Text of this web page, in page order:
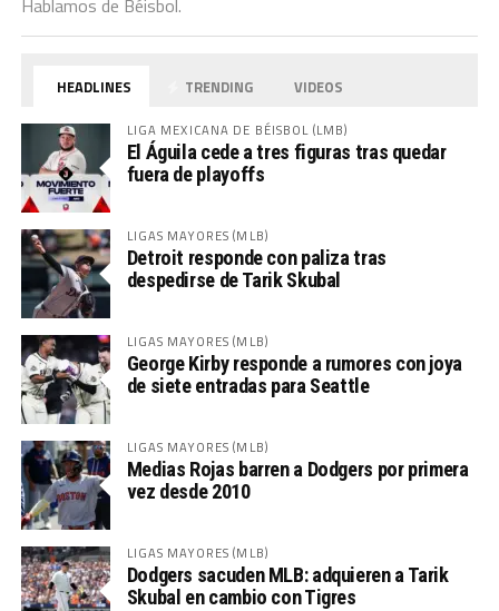
Hablamos de Béisbol.
HEADLINES TRENDING VIDEOS
LIGA MEXICANA DE BÉISBOL (LMB)
El Águila cede a tres figuras tras quedar
fuera de playoffs
LIGAS MAYORES (MLB)
Detroit responde con paliza tras
despedirse de Tarik Skubal
LIGAS MAYORES (MLB)
George Kirby responde a rumores con joya
de siete entradas para Seattle
LIGAS MAYORES (MLB)
Medias Rojas barren a Dodgers por primera
vez desde 2010
LIGAS MAYORES (MLB)
Dodgers sacuden MLB: adquieren a Tarik
Skubal en cambio con Tigres